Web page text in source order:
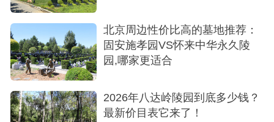
北京周边性价比高的墓地推荐：
固安施孝园VS怀来中华永久陵
园,哪家更适合
2026年八达岭陵园到底多少钱？
最新价目表它来了！